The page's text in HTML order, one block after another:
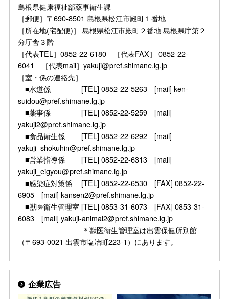
島根県健康福祉部薬事衛生課
［郵便］〒690-8501 島根県松江市殿町１番地
［所在地(宅配便)］ 島根県松江市殿町２番地 島根県庁第２
分庁舎３階
［代表TEL］0852-22-6180 ［代表FAX］ 0852-22-
6041 ［代表mail］yakuji@pref.shimane.lg.jp
［室・係の連絡先］
■水道係 [TEL] 0852-22-5263 [mail] ken-
suidou@pref.shimane.lg.jp
■薬事係 [TEL] 0852-22-5259 [mail]
yakuji2@pref.shimane.lg.jp
■食品衛生係 [TEL] 0852-22-6292 [mail]
yakuji_shokuhin@pref.shimane.lg.jp
■営業指導係 [TEL] 0852-22-6313 [mail]
yakuji_eigyou@pref.shimane.lg.jp
■感染症対策係 [TEL] 0852-22-6530 [FAX] 0852-22-
6905 [mail] kansen2@pref.shimane.lg.jp
■獣医衛生管理室 [TEL] 0853-31-6073 [FAX] 0853-31-
6083 [mail] yakuji-animal2@pref.shimane.lg.jp
＊獣医衛生管理室は出雲保健所別館
（〒693-0021 出雲市塩冶町223-1）にあります。
企業広告